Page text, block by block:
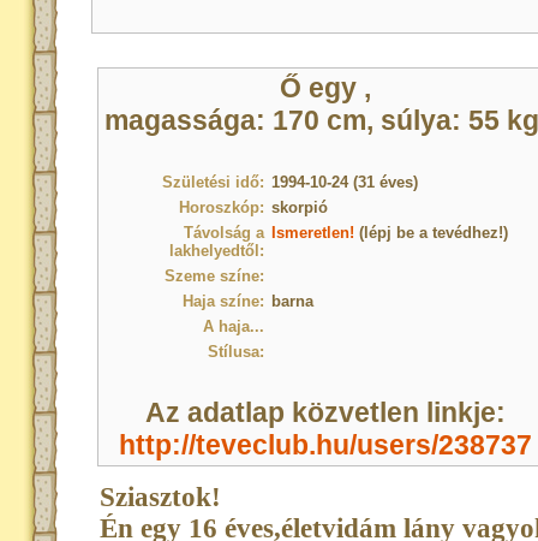
Ő egy ,
magassága: 170 cm, súlya: 55
Születési idő: 1994-10-24 (31 éves)
Horoszkóp: skorpió
Távolság a
lakhelyedtől:
Ismeretlen! (lépj be a tevédhez!)
Szeme színe:
Haja színe: barna
A haja...
Stílusa:
Az adatlap közvetlen linkje:
http://teveclub.hu/users/238737
Sziasztok!
Én egy 16 éves,életvidám lány